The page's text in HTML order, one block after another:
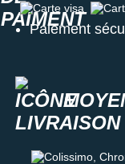
Carte visa Carte
Paiement
Colissimo,